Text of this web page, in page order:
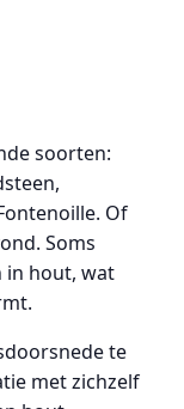
soorten:
Of
Soms
in hout, wat
te
met zichzelf